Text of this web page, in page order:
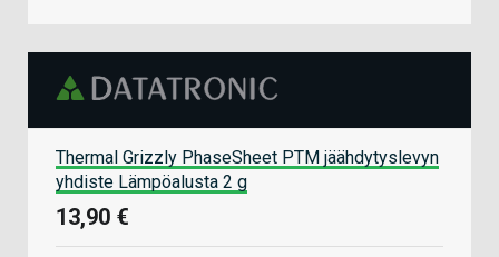
Thermal Grizzly PhaseSheet PTM jäähdytyslevyn
yhdiste Lämpöalusta 2 g
13,90 €